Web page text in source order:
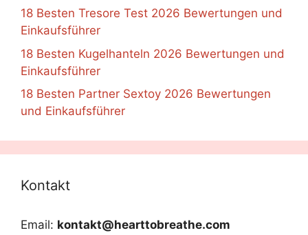
18 Besten Tresore Test 2026 Bewertungen und
Einkaufsführer
18 Besten Kugelhanteln 2026 Bewertungen und
Einkaufsführer
18 Besten Partner Sextoy 2026 Bewertungen
und Einkaufsführer
Kontakt
Email: kontakt@hearttobreathe.com